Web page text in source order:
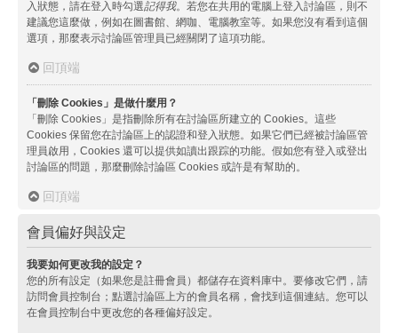
入狀態，請在登入時勾選記得我。若您在共用的電腦上登入討論區，則不
建議您這麼做，例如在圖書館、網咖、電腦教室等。如果您沒有看到這個
選項，那麼表示討論區管理員已經關閉了這項功能。
回頂端
「刪除 Cookies」是做什麼用？
「刪除 Cookies」是指刪除所有在討論區所建立的 Cookies。這些
Cookies 保留您在討論區上的認證和登入狀態。如果它們已經被討論區管
理員啟用，Cookies 還可以提供如讀出跟踪的功能。假如您有登入或登出
討論區的問題，那麼刪除討論區 Cookies 或許是有幫助的。
回頂端
會員偏好與設定
我要如何更改我的設定？
您的所有設定（如果您是註冊會員）都儲存在資料庫中。要修改它們，請
訪問會員控制台；點選討論區上方的會員名稱，會找到這個連結。您可以
在會員控制台中更改您的各種偏好設定。